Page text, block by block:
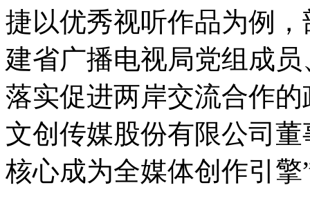
捷以优秀视听作品为例
建省广播电视局党组成
落实促进两岸交流合作
文创传媒股份有限公司
核心成为全媒体创作引